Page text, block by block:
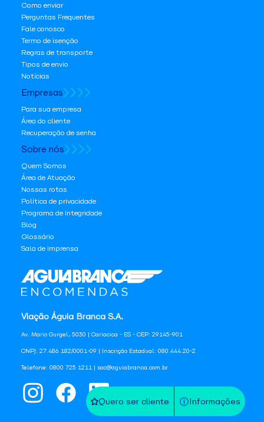
Quero ser cliente Informações
Viação Águia Branca S.A.
Av. Mario Gurgel, 5030 | Cariacica - ES - CEP: 29145-901
CNPJ: 27.486.182/0001-09 | Inscrição Estadual: 080.444.20-2
Telefone: 0800 725 1211 | sac@aguiabranca.com.br
Como enviar
Perguntas Frequentes
Fale conosco
Termo de isenção
Regras de transporte
Tipos de envio
Notícias
Empresas
Para sua empresa
Área do cliente
Recuperação de senha
Sobre nós
Quem Somos
Área de Atuação
Nossas rotas
Política de privacidade
Programa de Integridade
Blog
Glossário
Sala de Imprensa